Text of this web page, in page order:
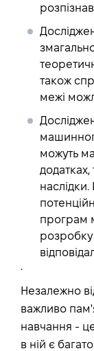
також
межі
можуть
програм
розробку
.
Незалежно
важливо
навчання -
в ній є